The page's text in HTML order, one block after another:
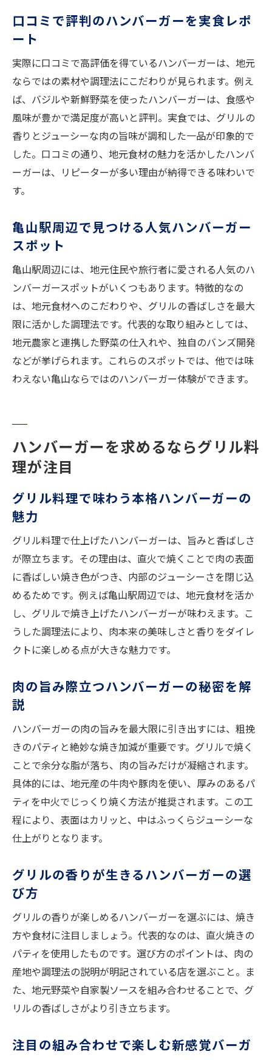
口コミで評判のハンバーガーを実食レポ
ート
実際に口コミで高評価を得ているハンバーガーは、地元
ならではの素材や調理法にこだわりが見られます。例え
ば、バジルや新鮮野菜を使ったハンバーガーは、食感や
風味が豊かで満足度が高いと評判。実食では、グリルの
香りとジューシーな肉の旨味が調和した一品が印象的で
した。口コミの通り、地元食材の魅力を活かしたハンバ
ーガーは、リピーターが多い理由が納得できる味わいで
す。
亀山駅周辺で見つける人気ハンバーガー
スポット
亀山駅周辺には、地元住民や旅行者に愛される人気のハ
ンバーガースポットがいくつもあります。特徴的なの
は、地元食材へのこだわりや、グリルの香ばしさを最大
限に活かした調理法です。代表的な取り組みとしては、
地元農家と連携した野菜の仕入れや、独自のバンズ開発
などが挙げられます。これらのスポットでは、他では味
わえない亀山ならではのハンバーガー体験ができます。
ハンバーガーを求めるならグリル料
理が注目
グリル料理で味わう本格ハンバーガーの
魅力
グリル料理で仕上げたハンバーガーは、旨みと香ばしさ
が際立ちます。その理由は、直火で焼くことで肉の表面
に香ばしい焼き色がつき、内部のジューシーさを閉じ込
めるためです。例えば亀山駅周辺では、地元食材を活か
し、グリルで焼き上げたハンバーガーが味わえます。こ
うした調理法により、肉本来の美味しさと香りをダイレ
クトに楽しめる点が大きな魅力です。
肉の旨み際立つハンバーガーの秘密を解
説
ハンバーガーの肉の旨みを最大限に引き出すには、粗挽
きのパティと絶妙な焼き加減が重要です。グリルで焼く
ことで余分な脂が落ち、肉の旨みだけが凝縮されます。
具体的には、地元産の牛肉や豚肉を使い、厚みのあるパ
ティを中火でじっくり焼く方法が推奨されます。この工
程により、表面はカリッと、中はふっくらジューシーな
仕上がりとなります。
グリルの香りが生きるハンバーガーの選
び方
グリルの香りが楽しめるハンバーガーを選ぶには、焼き
方や食材に注目しましょう。代表的なのは、直火焼きの
パティを使用したものです。選び方のポイントは、肉の
産地や調理法の説明が明記されている店を選ぶこと。ま
た、地元野菜や自家製ソースを組み合わせることで、グ
リルの香ばしさがより引き立ちます。
注目の組み合わせで楽しむ新感覚バーガ